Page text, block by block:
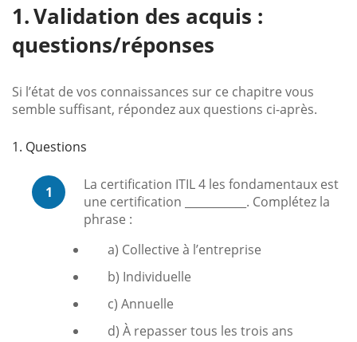
Validation des acquis :
questions/réponses
Si l’état de vos connaissances sur ce chapitre vous
semble suffisant, répondez aux questions ci-après.
1. Questions
1
La certification ITIL 4 les fondamentaux est
une certification ___________. Complétez la
phrase :
a) Collective à l’entreprise
b) Individuelle
c) Annuelle
d) À repasser tous les trois ans